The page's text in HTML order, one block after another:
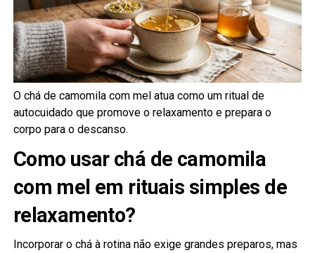
O chá de camomila com mel atua como um ritual de
autocuidado que promove o relaxamento e prepara o
corpo para o descanso.
Como usar chá de camomila
com mel em rituais simples de
relaxamento?
Incorporar o chá à rotina não exige grandes preparos, mas